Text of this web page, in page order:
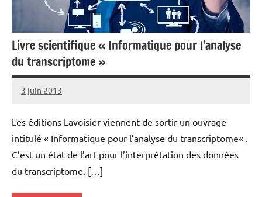
Livre scientifique « Informatique pour l’analyse
du transcriptome »
3 juin 2013
rédaction
Les éditions Lavoisier viennent de sortir un ouvrage
intitulé « Informatique pour l’analyse du transcriptome« .
C’est un état de l’art pour l’interprétation des données
du transcriptome. […]